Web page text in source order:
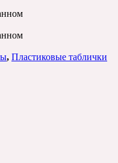
, Пластиковые таблички